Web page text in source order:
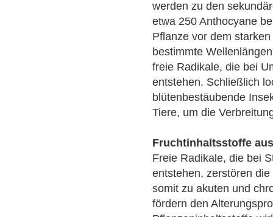
werden zu den
etwa 250 Anthocyane
Pflanze vor dem
bestimmte
freie Radikale, die bei
entstehen. Schließlich
blütenbestäubende
Tiere, um die
Fruchtinhaltsstoffe
Freie Radikale, die bei
entstehen, zerstören
somit zu akuten und
fördern den